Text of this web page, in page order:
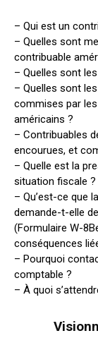
– Qui est un
– Quelles sont
contribuable
– Quelles sont
– Quelles sont
commises par
américains ?
– Contribuables
encourues, et
– Quelle est la
situation fiscale ?
– Qu’est-ce que
demande-t-elle
(Formulaire W-
conséquences
– Pourquoi
comptable ?
– À quoi